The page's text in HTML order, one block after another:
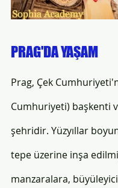
PRAG'DA YAŞAM
Prag, Çek
Cumhuriyeti) başkenti
şehridir. Yüzyıllar
tepe üzerine inşa
manzaralara,